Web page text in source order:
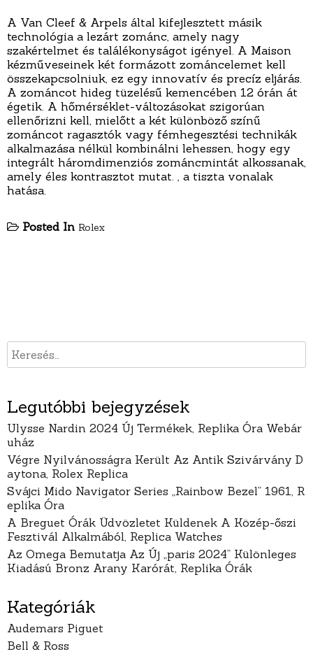
A Van Cleef & Arpels által kifejlesztett másik
technológia a lezárt zománc, amely nagy
szakértelmet és találékonyságot igényel. A Maison
kézműveseinek két formázott zománcelemet kell
összekapcsolniuk, ez egy innovatív és precíz eljárás.
A zománcot hideg tüzelésű kemencében 12 órán át
égetik. A hőmérséklet-változásokat szigorúan
ellenőrizni kell, mielőtt a két különböző színű
zománcot ragasztók vagy fémhegesztési technikák
alkalmazása nélkül kombinálni lehessen, hogy egy
integrált háromdimenziós zománcmintát alkossanak,
amely éles kontrasztot mutat. , a tiszta vonalak
hatása.
Posted In Rolex
Legutóbbi bejegyzések
Ulysse Nardin 2024 Új Termékek, Replika Óra Webár
uház
Végre Nyilvánosságra Került Az Antik Szivárvány D
aytona, Rolex Replica
Svájci Mido Navigator Series „Rainbow Bezel” 1961, R
eplika Óra
A Breguet Órák Üdvözletet Küldenek A Közép-őszi
Fesztivál Alkalmából, Replica Watches
Az Omega Bemutatja Az Új „paris 2024” Különleges
Kiadású Bronz Arany Karórát, Replika Órák
Kategóriák
Audemars Piguet
Bell & Ross